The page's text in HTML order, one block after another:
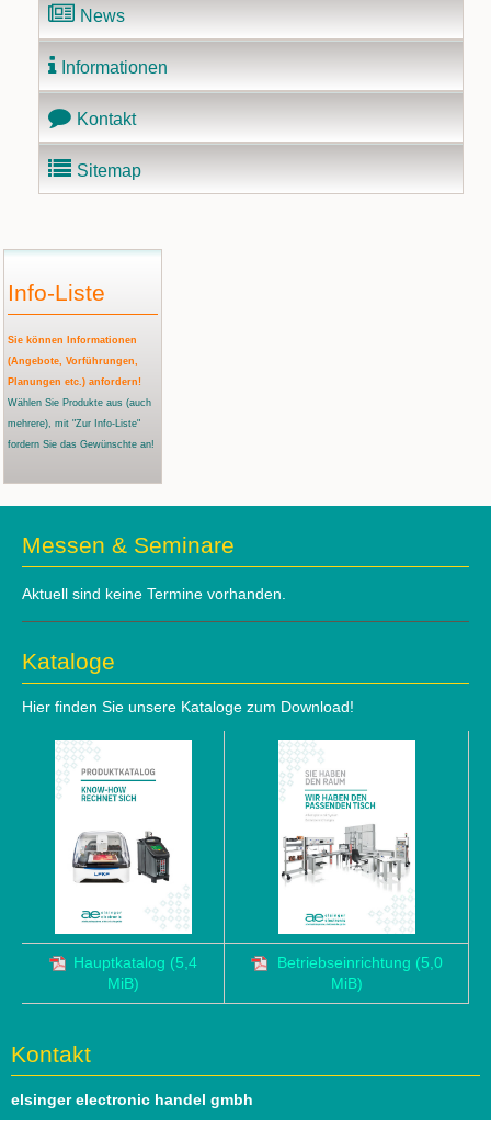
News
Informationen
Kontakt
Sitemap
Info-Liste
Sie können Informationen
(Angebote, Vorführungen,
Planungen etc.) anfordern!
Wählen Sie Produkte aus (auch
mehrere), mit "Zur Info-Liste"
fordern Sie das Gewünschte an!
Messen & Seminare
Aktuell sind keine Termine vorhanden.
Kataloge
Hier finden Sie unsere Kataloge zum Download!
Hauptkatalog (5,4
MiB)
Betriebseinrichtung (5,0
MiB)
Kontakt
elsinger electronic handel gmbh